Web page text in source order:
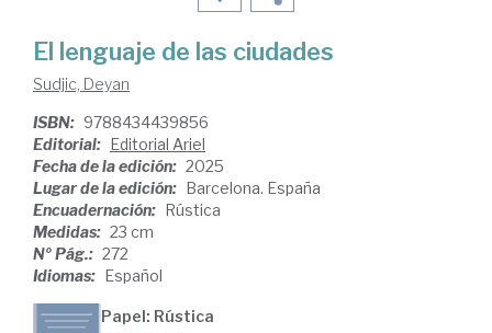
El lenguaje de las ciudades
Sudjic, Deyan
ISBN: 9788434439856
Editorial: Editorial Ariel
Fecha de la edición: 2025
Lugar de la edición: Barcelona. España
Encuadernación: Rústica
Medidas: 23 cm
Nº Pág.: 272
Idiomas: Español
Papel: Rústica